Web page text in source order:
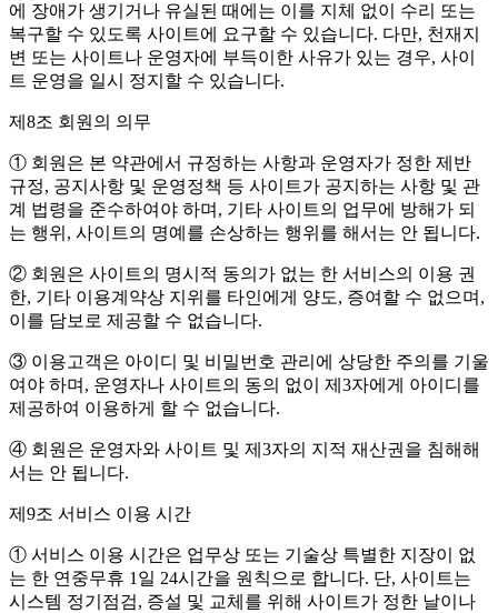
에 장애가 생기거나 유실된 때에는 이를 지체 없이 수리 또는
복구할 수 있도록 사이트에 요구할 수 있습니다. 다만, 천재지
변 또는 사이트나 운영자에 부득이한 사유가 있는 경우, 사이
트 운영을 일시 정지할 수 있습니다.
제8조 회원의 의무
① 회원은 본 약관에서 규정하는 사항과 운영자가 정한 제반
규정, 공지사항 및 운영정책 등 사이트가 공지하는 사항 및 관
계 법령을 준수하여야 하며, 기타 사이트의 업무에 방해가 되
는 행위, 사이트의 명예를 손상하는 행위를 해서는 안 됩니다.
② 회원은 사이트의 명시적 동의가 없는 한 서비스의 이용 권
한, 기타 이용계약상 지위를 타인에게 양도, 증여할 수 없으며,
이를 담보로 제공할 수 없습니다.
③ 이용고객은 아이디 및 비밀번호 관리에 상당한 주의를 기울
여야 하며, 운영자나 사이트의 동의 없이 제3자에게 아이디를
제공하여 이용하게 할 수 없습니다.
④ 회원은 운영자와 사이트 및 제3자의 지적 재산권을 침해해
서는 안 됩니다.
제9조 서비스 이용 시간
① 서비스 이용 시간은 업무상 또는 기술상 특별한 지장이 없
는 한 연중무휴 1일 24시간을 원칙으로 합니다. 단, 사이트는
시스템 정기점검, 증설 및 교체를 위해 사이트가 정한 날이나